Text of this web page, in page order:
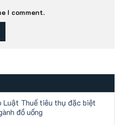
I comment.
Luật Thuế tiêu thụ đặc biệt
đồ uống